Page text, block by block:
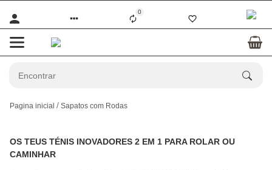
0
Pagina inicial Sapatos com Rodas
OS TEUS TÉNIS INOVADORES 2 EM 1 PARA ROLAR OU
CAMINHAR